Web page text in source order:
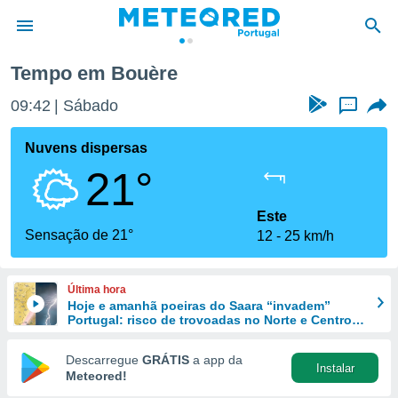
da
foi
fornecidas
a este
das
e
forma
digital
Tempo em Bouère
09:42 Sábado ...
Nuvens dispersas
21°
Sensação de 21°
Este
12
25 km/h
Última hora
Hoje e amanhã poeiras do Saara “invadem”
Portugal: risco de trovoadas no Norte e Centro
Descarregue GRÁTIS a app da
Meteored!
Instalar